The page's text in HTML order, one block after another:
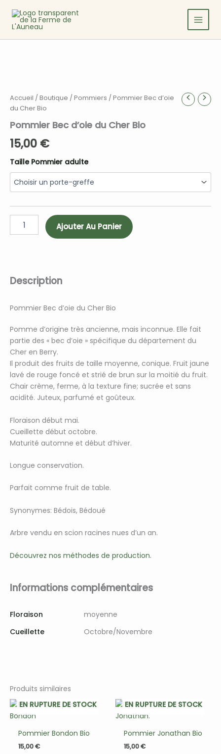
contenu
Accueil /Boutique /Pommiers / Pommier Bec d’oie
du Cher Bio
Pommier Bec d’oie du Cher Bio
15,00 €
Taille Pommier adulte
quantité
Cher
Ajouter Au Panier
Description
Pommier Bec d’oie du Cher Bio
Pomme d’origine très ancienne, mais inconnue. Elle fait
partie des « bec d’oie » spécifique du département du
Cher en Berry.
Il produit des fruits de taille moyenne, conique. Fruit jaune
lavé de rouge foncé et strié de brun sur la moitié du fruit.
Chair crème, ferme, à la texture fine; sucrée et sans
acidité. Juteux, parfumé et goûteux.
Floraison début mai.
Cueillette début octobre.
Maturité automne et début d’hiver.
Longue conservation.
Parfait comme fruit de table.
Synonymes: Bédois, Bédoué
Arbre vendu en scion racines nues d’un an.
Découvrez nos méthodes de production.
Informations complémentaires
Floraison
moyenne
Cueillette
Octobre/Novembre
Produits similaires
EN RUPTURE DE STOCK
Pommier Bondon Bio
15,00€
EN RUPTURE DE STOCK
Pommier Jonathan Bio
15,00€